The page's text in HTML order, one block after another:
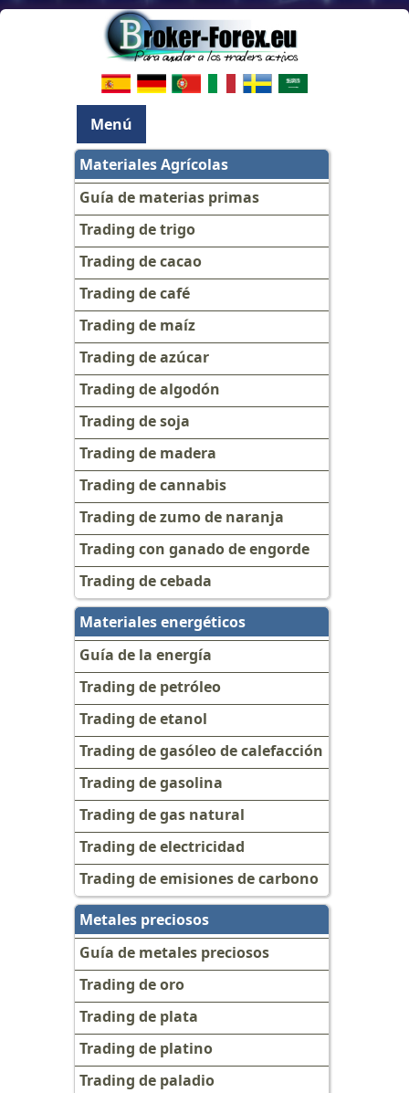
Menú
Materiales Agrícolas
Guía de materias primas
Trading de trigo
Trading de cacao
Trading de café
Trading de maíz
Trading de azúcar
Trading de algodón
Trading de soja
Trading de madera
Trading de cannabis
Trading de zumo de naranja
Trading con ganado de engorde
Trading de cebada
Materiales energéticos
Guía de la energía
Trading de petróleo
Trading de etanol
Trading de gasóleo de calefacción
Trading de gasolina
Trading de gas natural
Trading de electricidad
Trading de emisiones de carbono
Metales preciosos
Guía de metales preciosos
Trading de oro
Trading de plata
Trading de platino
Trading de paladio